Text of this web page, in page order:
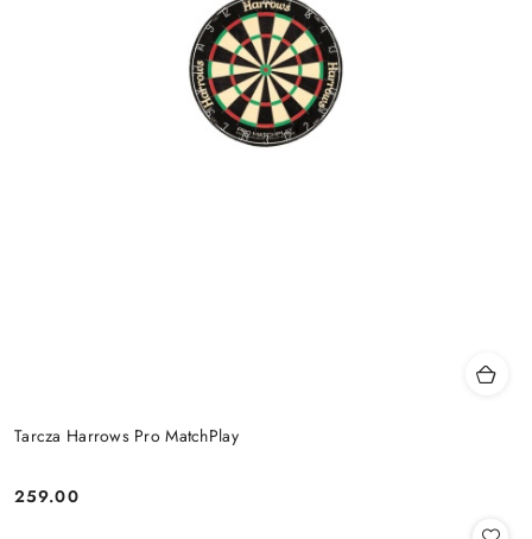
Tarcza Harrows Pro MatchPlay
Cena:
259.00